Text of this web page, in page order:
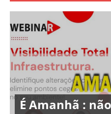
É Amanhã :